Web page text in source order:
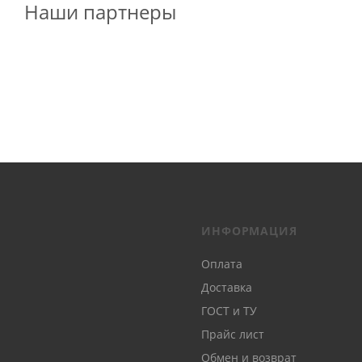
Наши партнеры
ИНФОРМАЦИЯ
Оплата
Доставка
ГОСТ и ТУ
Прайс лист
Обмен и возврат